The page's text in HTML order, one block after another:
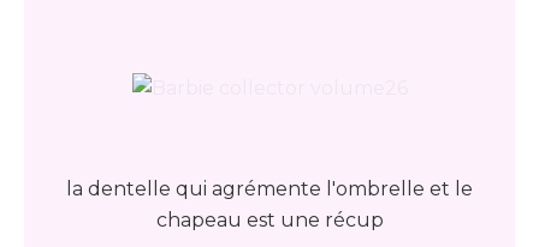
la dentelle qui agrémente l'ombrelle et le
chapeau est une récup